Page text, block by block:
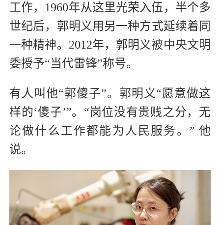
工作，1960年从这里光荣入伍，半个多
世纪后，郭明义用另一种方式延续着同
一种精神。2012年，郭明义被中央文明
委授予“当代雷锋”称号。
有人叫他“郭傻子”。郭明义“愿意做这
样的‘傻子’”。“岗位没有贵贱之分，无
论做什么工作都能为人民服务。” 他
说。